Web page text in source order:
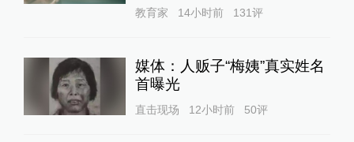
教育家 14小时前 131评
媒体：人贩子“梅姨”真实姓名
首曝光
直击现场 12小时前 50评